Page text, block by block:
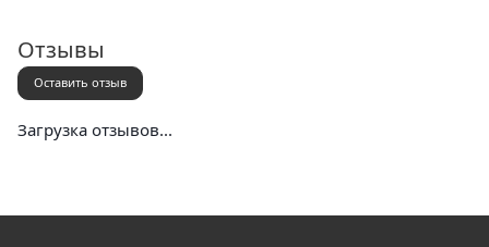
Отзывы
Оставить отзыв
Загрузка отзывов...